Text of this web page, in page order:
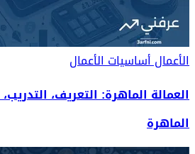
الأعمالأساسيات الأعمال
العمالة الماهرة: التعريف،
الماهرة